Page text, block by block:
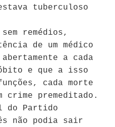
tuberculoso
remédios,
de um médico
a cada
e que a isso
cada morte
premeditado.
do Partido
não podia sair